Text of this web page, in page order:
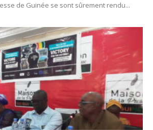
de Guinée se sont sûrement rendu...